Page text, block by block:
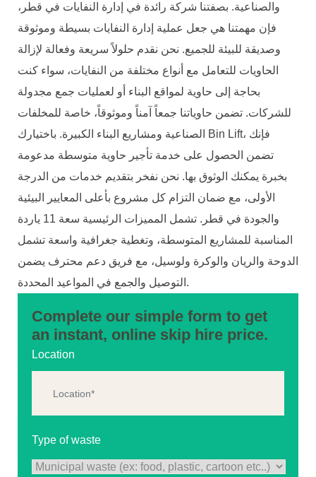
والصناعية. بصفتنا شركة رائدة في إدارة النفايات في قطر،
فإن مهمتنا هي جعل عملية إدارة النفايات بسيطة وموثوقة
وصديقة للبيئة للجميع. نحن نقدم حلولاً سريعة وفعالة لإزالة
الحاويات للتعامل مع أنواع مختلفة من النفايات، سواء كنت
بحاجة إلى حاوية لمواقع البناء أو لعمليات جمع مجدولة
للشركات. تضمن حاوياتنا جمعاً آمناً وموثوقاً، خاصة للمخلفات
الصناعية ومشاريع البناء الكبيرة. باختيارك Bin Lift، فإنك
تضمن الحصول على خدمة تأجير حاوية متوسطة مدعومة
بخبرة يمكنك الوثوق بها. نحن نفخر بتقديم خدمات من الدرجة
الأولى، مع ضمان التزام كل مشروع بأعلى المعايير البيئية
والجودة في قطر. تشمل المميزات الرئيسية سعة 11 ياردة
المناسبة للمشاريع المتوسطة، وتغطية جغرافية واسعة تشمل
الدوحة والريان والوكرة ولوسيل، مع فريق دعم محترف يضمن
التوصيل والجمع في المواعيد المحددة.
Complete our simple form to get
an instant, online skip hire price.
Location
Type of waste